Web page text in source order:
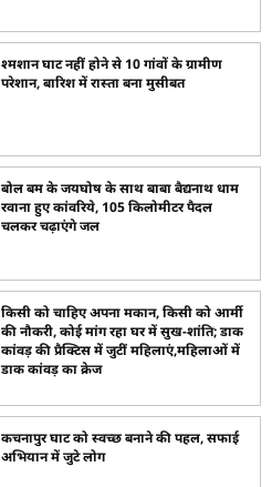
श्मशान घाट नहीं होने से 10 गांवों के ग्रामीण
परेशान, बारिश में रास्ता बना मुसीबत
बोल बम के जयघोष के साथ बाबा बैद्यनाथ धाम
रवाना हुए कांवरिये, 105 किलोमीटर पैदल
चलकर चढ़ाएंगे जल
किसी को चाहिए अपना मकान, किसी को आर्मी
की नौकरी, कोई मांग रहा घर में सुख-शांति; डाक
कांवड़ की प्रैक्टिस में जुटीं महिलाएं,महिलाओं में
डाक कांवड़ का क्रेज
कचनापुर घाट को स्वच्छ बनाने की पहल, सफाई
अभियान में जुटे लोग